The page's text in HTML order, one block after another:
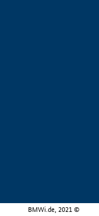
BMWi.de, 2021 ©